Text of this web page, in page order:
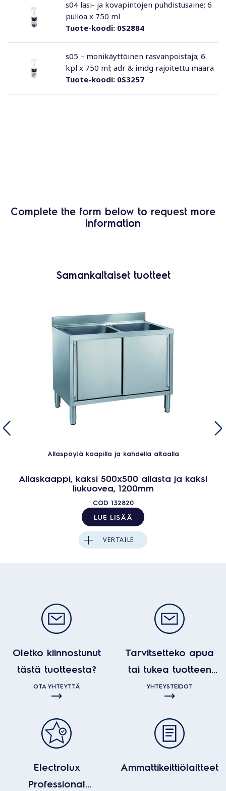
Tuote-koodi:0S2884
s04 lasi- ja kovapintojen puhdistusaine; 6
pulloa x 750 ml
Tuote-koodi:0S3257
s05 – monikäyttöinen rasvanpoistaja; 6
kpl x 750 ml; adr & imdg rajoitettu määrä
Complete the form below to request more
information
Samankaltaiset tuotteet
Allaspöytä kaapilla ja kahdella altaalla
Allaskaappi, kaksi 500x500 allasta ja kaksi
liukuovea, 1200mm
COD 132820
LUE LISÄÄ
VERTAILE
Oletko kiinnostunut
tästä tuotteesta?
OTA YHTEYTTÄ
Tarvitsetteko apua
tai tukea tuotteen
kanssa?
YHTEYSTEIDOT
Electrolux
Professional
Ammattikeittiölaitteet